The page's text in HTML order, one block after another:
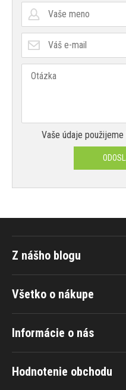
Vaše údaje
Všetko o nákupe
Informácie o nás
Hodnotenie obchodu
Z nášho blogu